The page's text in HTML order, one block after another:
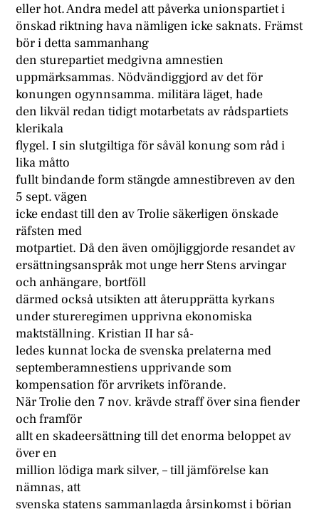
eller hot. Andra medel att påverka unionspartiet i
önskad riktning hava nämligen icke saknats. Främst
bör i detta sammanhang
den sturepartiet medgivna amnestien
uppmärksammas. Nödvändiggjord av det för
konungen ogynnsamma. militära läget, hade
den likväl redan tidigt motarbetats av rådspartiets
klerikala
flygel. I sin slutgiltiga för såväl konung som råd i
lika måtto
fullt bindande form stängde amnestibreven av den
5 sept. vägen
icke endast till den av Trolie säkerligen önskade
räfsten med
motpartiet. Då den även omöjliggjorde resandet av
ersättningsanspråk mot unge herr Stens arvingar
och anhängare, bortföll
därmed också utsikten att återupprätta kyrkans
under stureregimen upprivna ekonomiska
maktställning. Kristian II har så-
ledes kunnat locka de svenska prelaterna med
septemberamnestiens upprivande som
kompensation för arvrikets införande.
När Trolie den 7 nov. krävde straff över sina fiender
och framför
allt en skadeersättning till det enorma beloppet av
över en
million lödiga mark silver, – till jämförelse kan
nämnas, att
svenska statens sammanlagda årsinkomst i början